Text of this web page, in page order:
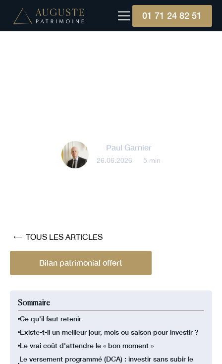
01 71 24 82 51
Paul Garnier
26.06.2026 5 min
TOUS LES ARTICLES
Bilan patrimonial offert
Sommaire
Ce qu'il faut retenir
Existe-t-il un meilleur jour, mois ou saison pour investir ?
Le vrai coût d'attendre le « bon moment »
Le versement programmé (DCA) : investir sans subir le